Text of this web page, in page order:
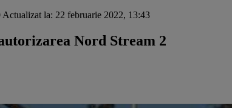
Actualizat la: 22 februarie 2022, 13:43
Nord Stream 2